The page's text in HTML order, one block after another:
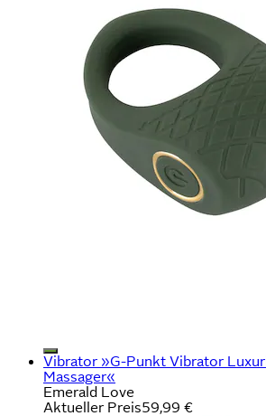
Vibrator »G-Punkt Vibrator
Massager«
Emerald Love
Aktueller Preis59,99 €